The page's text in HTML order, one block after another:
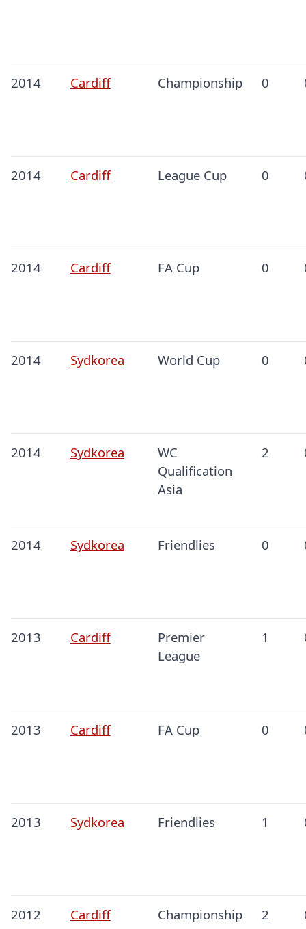
2014 Cardiff Championship 0
2014 Cardiff League Cup 0
2014 Cardiff FA Cup 0
2014 Sydkorea World Cup 0
2014 Sydkorea
WC
Qualification
Asia
2
2014 Sydkorea Friendlies 0
2013 Cardiff
Premier
League
1
2013 Cardiff FA Cup 0
2013 Sydkorea Friendlies 1
2012 Cardiff Championship 2